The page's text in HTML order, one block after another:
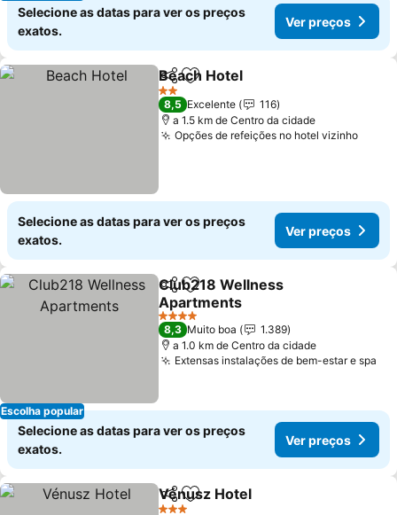
Selecione as datas para ver os preços
exatos.
Ver preços
PartilharAdicionar aos favoritos
Beach Hotel
2 Estrelas
8,5 Excelente
116
a 1.5 km de Centro da cidade
Opções de refeições no hotel vizinho
Selecione as datas para ver os preços
exatos.
Ver preços
Escolha popular
PartilharAdicionar aos favoritos
Club218 Wellness
Apartments
4 Estrelas
8,3 Muito boa
1.389
a 1.0 km de Centro da cidade
Extensas instalações de bem-estar e spa
Selecione as datas para ver os preços
exatos.
Ver preços
PartilharAdicionar aos favoritos
Vénusz Hotel